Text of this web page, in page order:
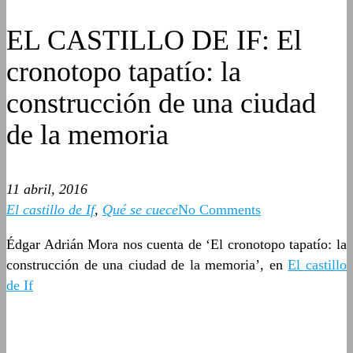
EL CASTILLO DE IF: El
cronotopo tapatío: la
construcción de una ciudad
de la memoria
11 abril, 2016
El castillo de If, Qué se cueceNo Comments
Édgar Adrián Mora nos cuenta de ‘El cronotopo tapatío: la
construcción de una ciudad de la memoria’, enEl castillo
de If